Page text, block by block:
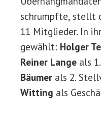
schrumpfte, stellt
11 Mitglieder. In
gewählt: Holger
Reiner Lange als
Bäumer als 2.
Witting als